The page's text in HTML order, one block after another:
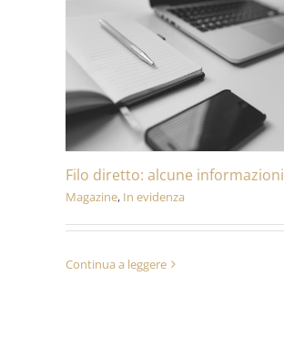
Filo diretto: alcune informazioni
Magazine, In evidenza
Continua a leggere